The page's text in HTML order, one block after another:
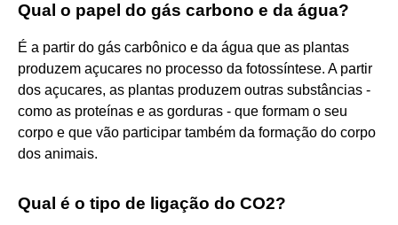
Qual o papel do gás carbono e da água?
É a partir do gás carbônico e da água que as plantas
produzem açucares no processo da fotossíntese. A partir
dos açucares, as plantas produzem outras substâncias -
como as proteínas e as gorduras - que formam o seu
corpo e que vão participar também da formação do corpo
dos animais.
Qual é o tipo de ligação do CO2?